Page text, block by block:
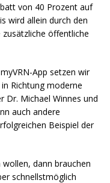
von 40 Prozent auf
wird allein durch den
öffentliche
App setzen wir
Richtung moderne
Dr. Michael Winnes und
auch andere
Beispiel der
dann brauchen
schnellstmöglich